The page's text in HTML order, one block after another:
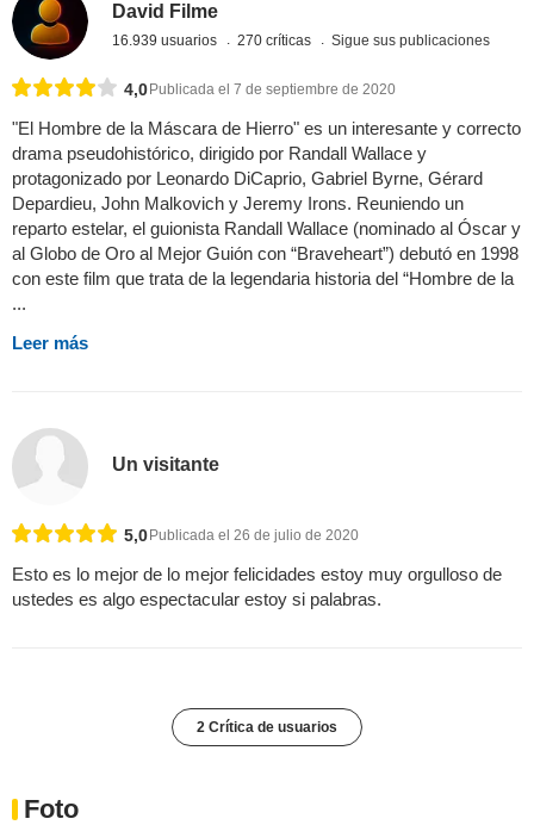
David Filme
16.939 usuarios 270 críticas Sigue sus publicaciones
4,0 Publicada el 7 de septiembre de 2020
"El Hombre de la Máscara de Hierro" es un interesante y correcto
drama pseudohistórico, dirigido por Randall Wallace y
protagonizado por Leonardo DiCaprio, Gabriel Byrne, Gérard
Depardieu, John Malkovich y Jeremy Irons. Reuniendo un
reparto estelar, el guionista Randall Wallace (nominado al Óscar y
al Globo de Oro al Mejor Guión con “Braveheart”) debutó en 1998
con este film que trata de la legendaria historia del “Hombre de la
...
Leer más
Un visitante
5,0Publicada el 26 de julio de 2020
Esto es lo mejor de lo mejor felicidades estoy muy orgulloso de
ustedes es algo espectacular estoy si palabras.
2 Crítica de usuarios
Foto